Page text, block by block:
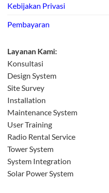
Kebijakan Privasi
Pembayaran
Layanan Kami:
Konsultasi
Design System
Site Survey
Installation
Maintenance System
User Training
Radio Rental Service
Tower System
System Integration
Solar Power System